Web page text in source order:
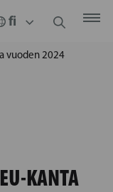
vuoden 2024
KANTA